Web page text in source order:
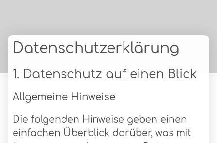
Datenschutzerklärung
1. Datenschutz auf einen Blick
Allgemeine Hinweise
Die folgenden Hinweise geben einen
einfachen Überblick darüber, was mit